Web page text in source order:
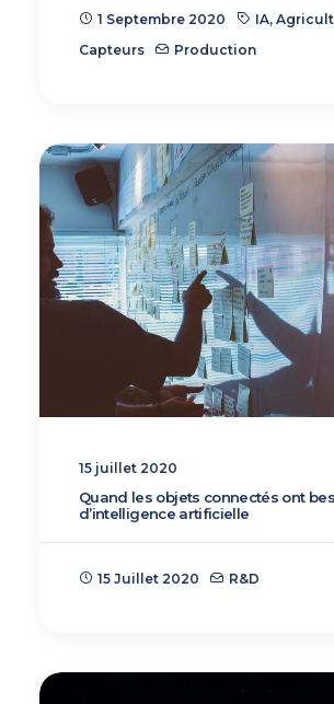
1 Septembre 2020 IA,
Capteurs
Production
15 juillet 2020
Quand les objets connectés ont
d’intelligence artificielle
15 Juillet 2020 R&D